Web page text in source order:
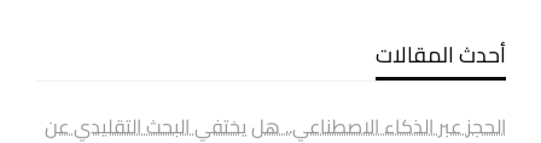
أحدث المقالات
الحجز عبر الذكاء الاصطناعي.. هل يختفي البحث التقليدي عن